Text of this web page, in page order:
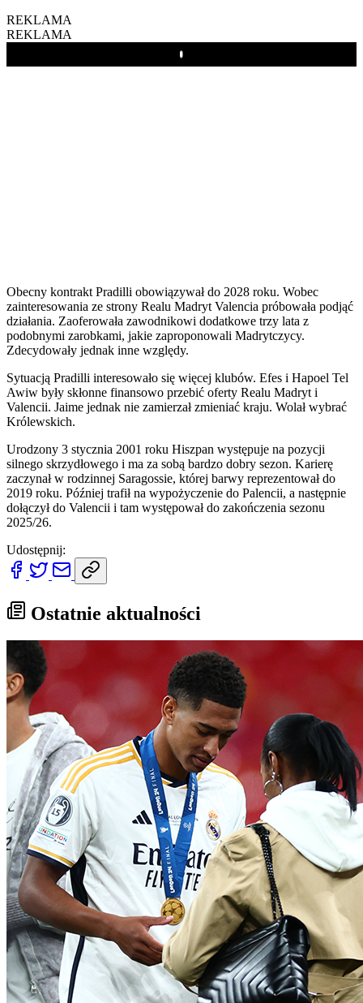
REKLAMA
REKLAMA
Play
Obecny kontrakt Pradilli obowiązywał do 2028 roku. Wobec
zainteresowania ze strony Realu Madryt Valencia próbowała podjąć
działania. Zaoferowała zawodnikowi dodatkowe trzy lata z
podobnymi zarobkami, jakie zaproponowali Madrytczycy.
Zdecydowały jednak inne względy.
Sytuacją Pradilli interesowało się więcej klubów. Efes i Hapoel Tel
Awiw były skłonne finansowo przebić oferty Realu Madryt i
Valencii. Jaime jednak nie zamierzał zmieniać kraju. Wolał wybrać
Królewskich.
Urodzony 3 stycznia 2001 roku Hiszpan występuje na pozycji
silnego skrzydłowego i ma za sobą bardzo dobry sezon. Karierę
zaczynał w rodzinnej Saragossie, której barwy reprezentował do
2019 roku. Później trafił na wypożyczenie do Palencii, a następnie
dołączył do Valencii i tam występował do zakończenia sezonu
2025/26.
Udostępnij:
Ostatnie aktualności